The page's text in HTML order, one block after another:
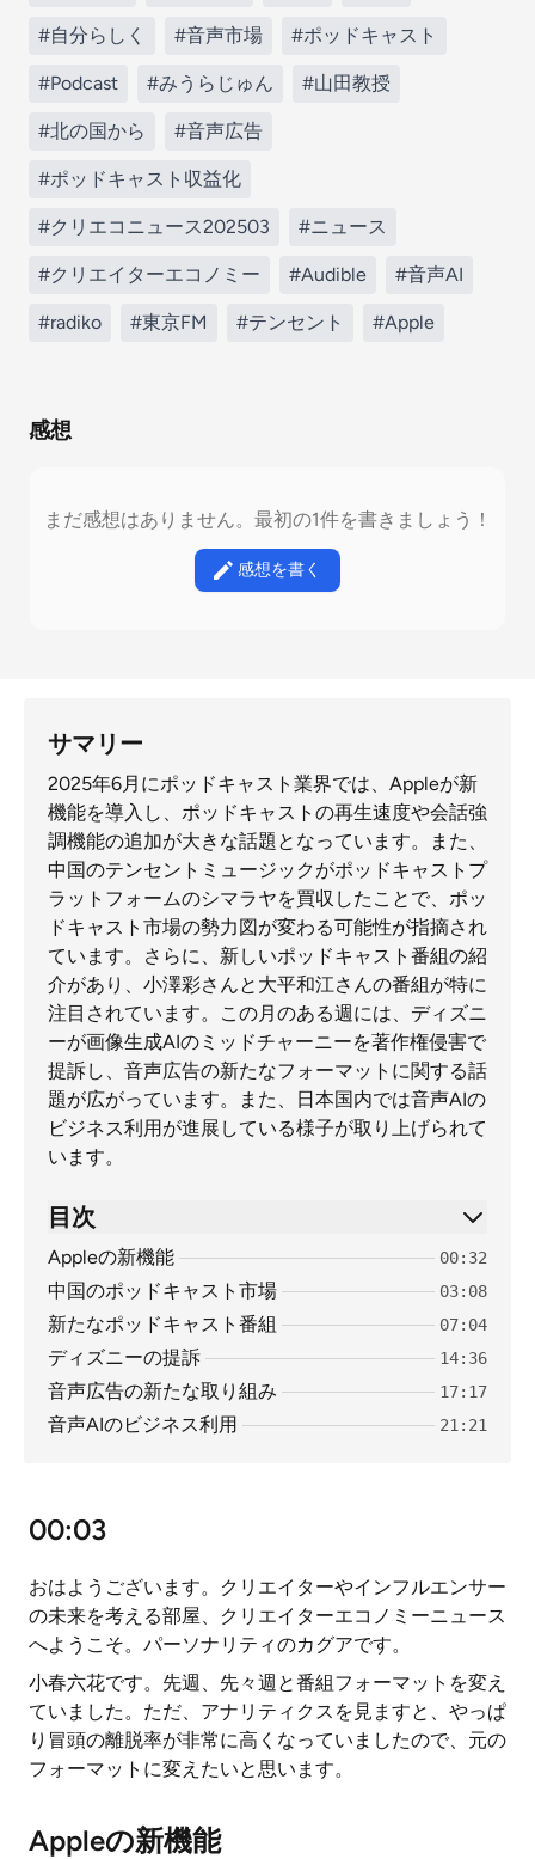
#自分らしく #音声市場 #ポッドキャスト
#Podcast #みうらじゅん #山田教授
#北の国から #音声広告
#ポッドキャスト収益化
#クリエコニュース202503 #ニュース
#クリエイターエコノミー #Audible #音声AI
#radiko #東京FM #テンセント #Apple
感想
まだ感想はありません。最初の1件を書きましょう！
感想を書く
サマリー
2025年6月にポッドキャスト業界では、Appleが新
機能を導入し、ポッドキャストの再生速度や会話強
調機能の追加が大きな話題となっています。また、
中国のテンセントミュージックがポッドキャストプ
ラットフォームのシマラヤを買収したことで、ポッ
ドキャスト市場の勢力図が変わる可能性が指摘され
ています。さらに、新しいポッドキャスト番組の紹
介があり、小澤彩さんと大平和江さんの番組が特に
注目されています。この月のある週には、ディズニ
ーが画像生成AIのミッドチャーニーを著作権侵害で
提訴し、音声広告の新たなフォーマットに関する話
題が広がっています。また、日本国内では音声AIの
ビジネス利用が進展している様子が取り上げられて
います。
目次
Appleの新機能 00:32
中国のポッドキャスト市場 03:08
新たなポッドキャスト番組 07:04
ディズニーの提訴 14:36
音声広告の新たな取り組み 17:17
音声AIのビジネス利用 21:21
00:03
おはようございます。クリエイターやインフルエンサー
の未来を考える部屋、クリエイターエコノミーニュース
へようこそ。パーソナリティのカグアです。
小春六花です。先週、先々週と番組フォーマットを変え
ていました。ただ、アナリティクスを見ますと、やっぱ
り冒頭の離脱率が非常に高くなっていましたので、元の
フォーマットに変えたいと思います。
Appleの新機能